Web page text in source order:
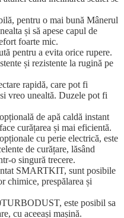
pentru o mai bună Mânerul
și să apese capul de
foarte mic.
pentru a evita orice rupere.
și rezistente la rugină pe
rapidă, care pot fi
vreo unealtă. Duzele pot fi
de apă caldă instant
curățarea și mai eficientă.
cu perie electrică, este
de curățare, lăsând
o singură trecere.
SMARTKIT, sunt posibile
chimice, prespălarea și
este posibil sa
cu aceeași mașină.